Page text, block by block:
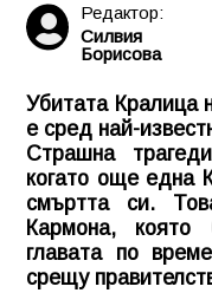
Редактор:
Силвия
Борисова
Убитата Кралица
е сред най-
Страшна
когато още една
смъртта си.
Кармона, която
главата по
срещу